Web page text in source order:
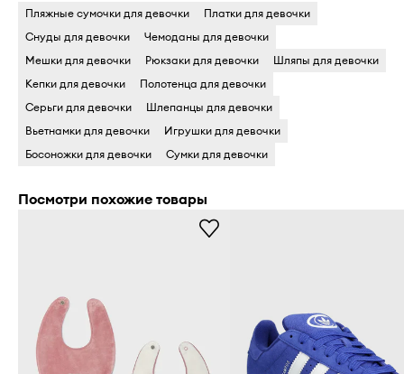
Пляжные сумочки для девочки
Платки для девочки
Снуды для девочки
Чемоданы для девочки
Мешки для девочки
Рюкзаки для девочки
Шляпы для девочки
Кепки для девочки
Полотенца для девочки
Серьги для девочки
Шлепанцы для девочки
Вьетнамки для девочки
Игрушки для девочки
Босоножки для девочки
Сумки для девочки
Посмотри похожие товары